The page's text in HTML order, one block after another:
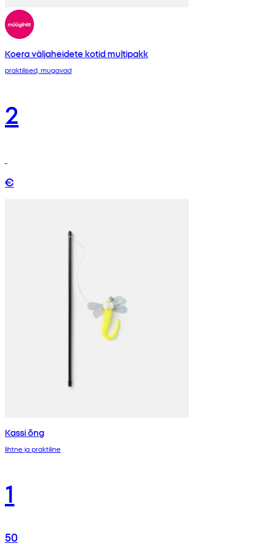
Koera väljaheidete kotid multipakk
praktilised, mugavad
2
€
Kassi õng
lihtne ja praktiline
1
50